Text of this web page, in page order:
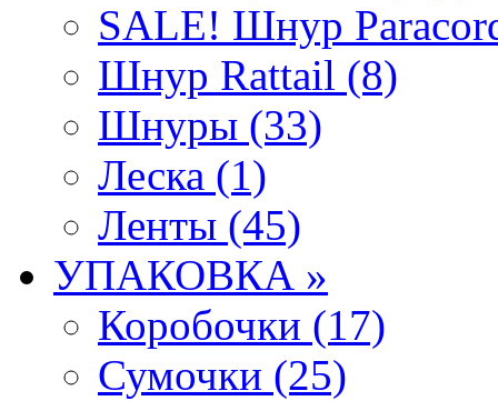
SALE! Шнур
Шнур Rattail (8)
Шнуры (33)
Леска (1)
Ленты (45)
УПАКОВКА »
Коробочки (17)
Сумочки (25)